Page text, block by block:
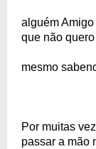
alguém
que não quero
mesmo
Por muitas
passar a mão